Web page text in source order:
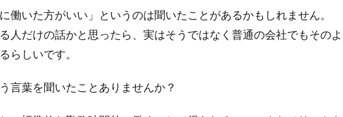
働いた方がいい」というのは聞いたことがあるかもしれません。
人だけの話かと思ったら、実はそうではなく普通の会社でもそのよ
らしいです。
言葉を聞いたことありませんか？